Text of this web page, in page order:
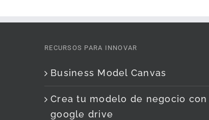
RECURSOS PARA INNOVAR
Business Model Canvas
Crea tu modelo de negocio con
google drive